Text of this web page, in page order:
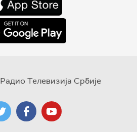
Радио Телевизија Србије